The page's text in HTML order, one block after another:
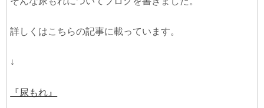
詳しくはこちらの記事に載っています。
↓
『尿もれ』